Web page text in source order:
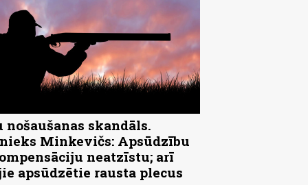
nošaušanas skandāls.
Minkevičs: Apsūdzību
neatzīstu; arī
apsūdzētie rausta plecus